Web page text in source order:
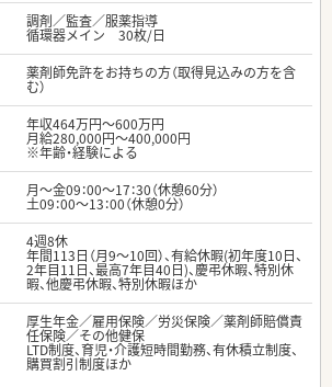
調剤／監査／服薬指導
循環器メイン 30枚/日
薬剤師免許をお持ちの方（取得見込みの方を含
む）
年収464万円～600万円
月給280,000円～400,000円
※年齢・経験による
月～金09：00～17：30（休憩60分）
土09：00～13：00（休憩0分）
4週8休
年間113日（月9～10回）、有給休暇(初年度10日、
2年目11日、最高7年目40日)、慶弔休暇、特別休
暇、他慶弔休暇、特別休暇ほか
厚生年金／雇用保険／労災保険／薬剤師賠償責
任保険／その他健保
LTD制度、育児・介護短時間勤務、有休積立制度、
購買割引制度ほか